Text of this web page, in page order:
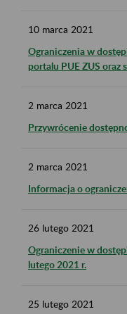
10 marca 2021
Ograniczenia w
portalu PUE ZUS oraz
2 marca 2021
Przywrócenie
2 marca 2021
Informacja o
26 lutego 2021
Ograniczenie w
lutego 2021 r.
25 lutego 2021